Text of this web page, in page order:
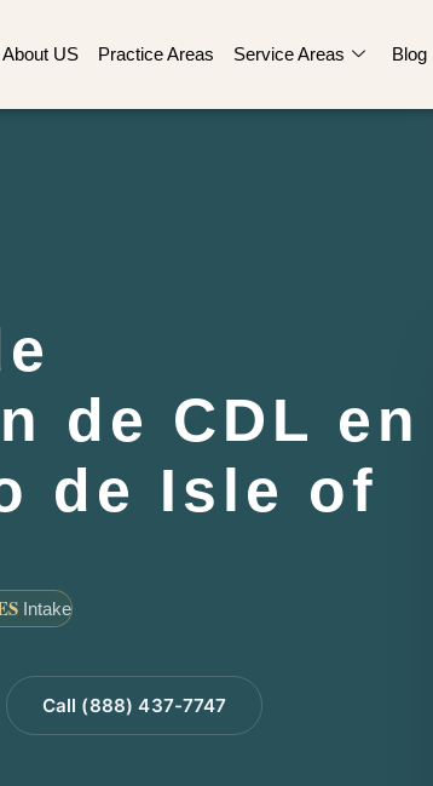
About US Practice Areas Service Areas Blog
de CDL en
de Isle of
Intake
Call (888) 437-7747